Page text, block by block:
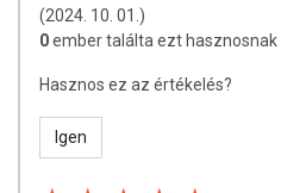
(2024. 10. 01.)
0ember találta ezt hasznosnak
Hasznos ez az értékelés?
Igen